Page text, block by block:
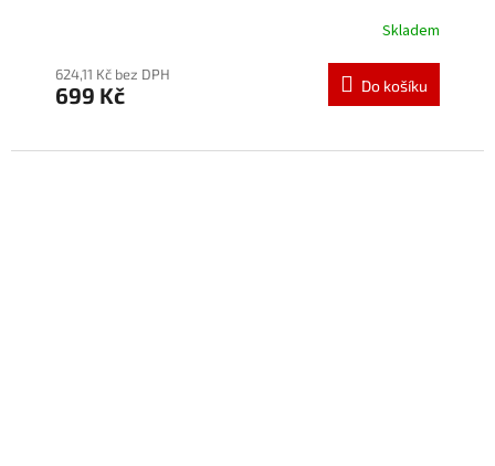
Skladem
624,11 Kč bez DPH
699 Kč Do košíku